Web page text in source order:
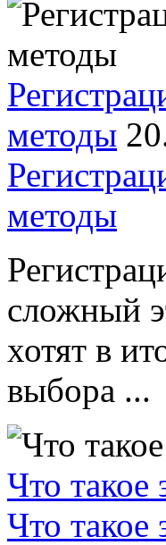
методы
методы
сложный
хотят в
выбора ...
Что такое
Что такое